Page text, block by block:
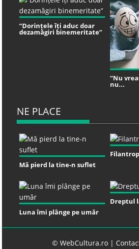
“Dorințele îți aduc doar
dezamăgiri binemeritate”
“Nu
nu...
NE PLACE
Mă pierd la tine-n suflet
Luna îmi plânge pe umăr
Dreptul
© WebCultura.ro |